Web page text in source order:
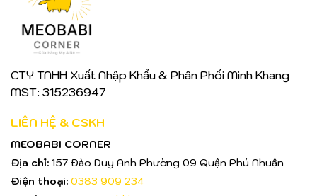
CTY TNHH Xuất Nhập Khẩu & Phân Phối Minh Khang
MST: 315236947
LIÊN HỆ & CSKH
MEOBABI CORNER
Địa chỉ: 157 Đào Duy Anh Phường 09 Quận Phú Nhuận
Điện thoại: 0383 909 234